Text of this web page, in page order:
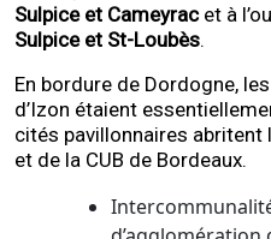
Sulpice et Cameyracet à
Sulpice et St-Loubès.
En bordure de Dordogne,
d’Izon étaient
cités pavillonnaires abritent
et de la CUB de Bordeaux.